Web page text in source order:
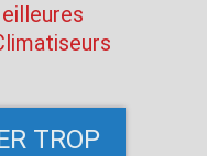
TROP